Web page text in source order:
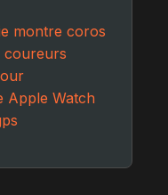
montre coros
coureurs
Apple Watch